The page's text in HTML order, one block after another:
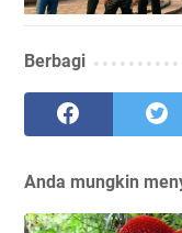
Berbagi
Anda mungkin